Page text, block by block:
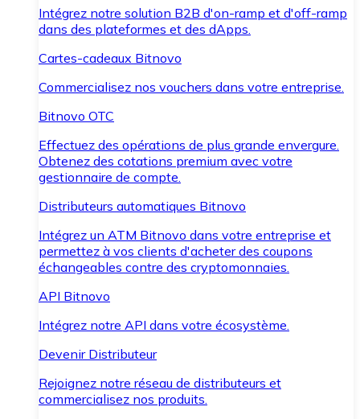
Intégrez notre solution B2B d'on-ramp et d'off-ramp
dans des plateformes et des dApps.
Cartes-cadeaux Bitnovo
Commercialisez nos vouchers dans votre entreprise.
Bitnovo OTC
Effectuez des opérations de plus grande envergure.
Obtenez des cotations premium avec votre
gestionnaire de compte.
Distributeurs automatiques Bitnovo
Intégrez un ATM Bitnovo dans votre entreprise et
permettez à vos clients d'acheter des coupons
échangeables contre des cryptomonnaies.
API Bitnovo
Intégrez notre API dans votre écosystème.
Devenir Distributeur
Rejoignez notre réseau de distributeurs et
commercialisez nos produits.